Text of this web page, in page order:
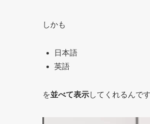
しかも
日本語
英語
を並べて表示してくれるんです